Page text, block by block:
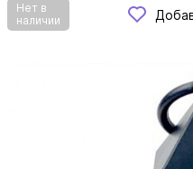
Нет в
наличии